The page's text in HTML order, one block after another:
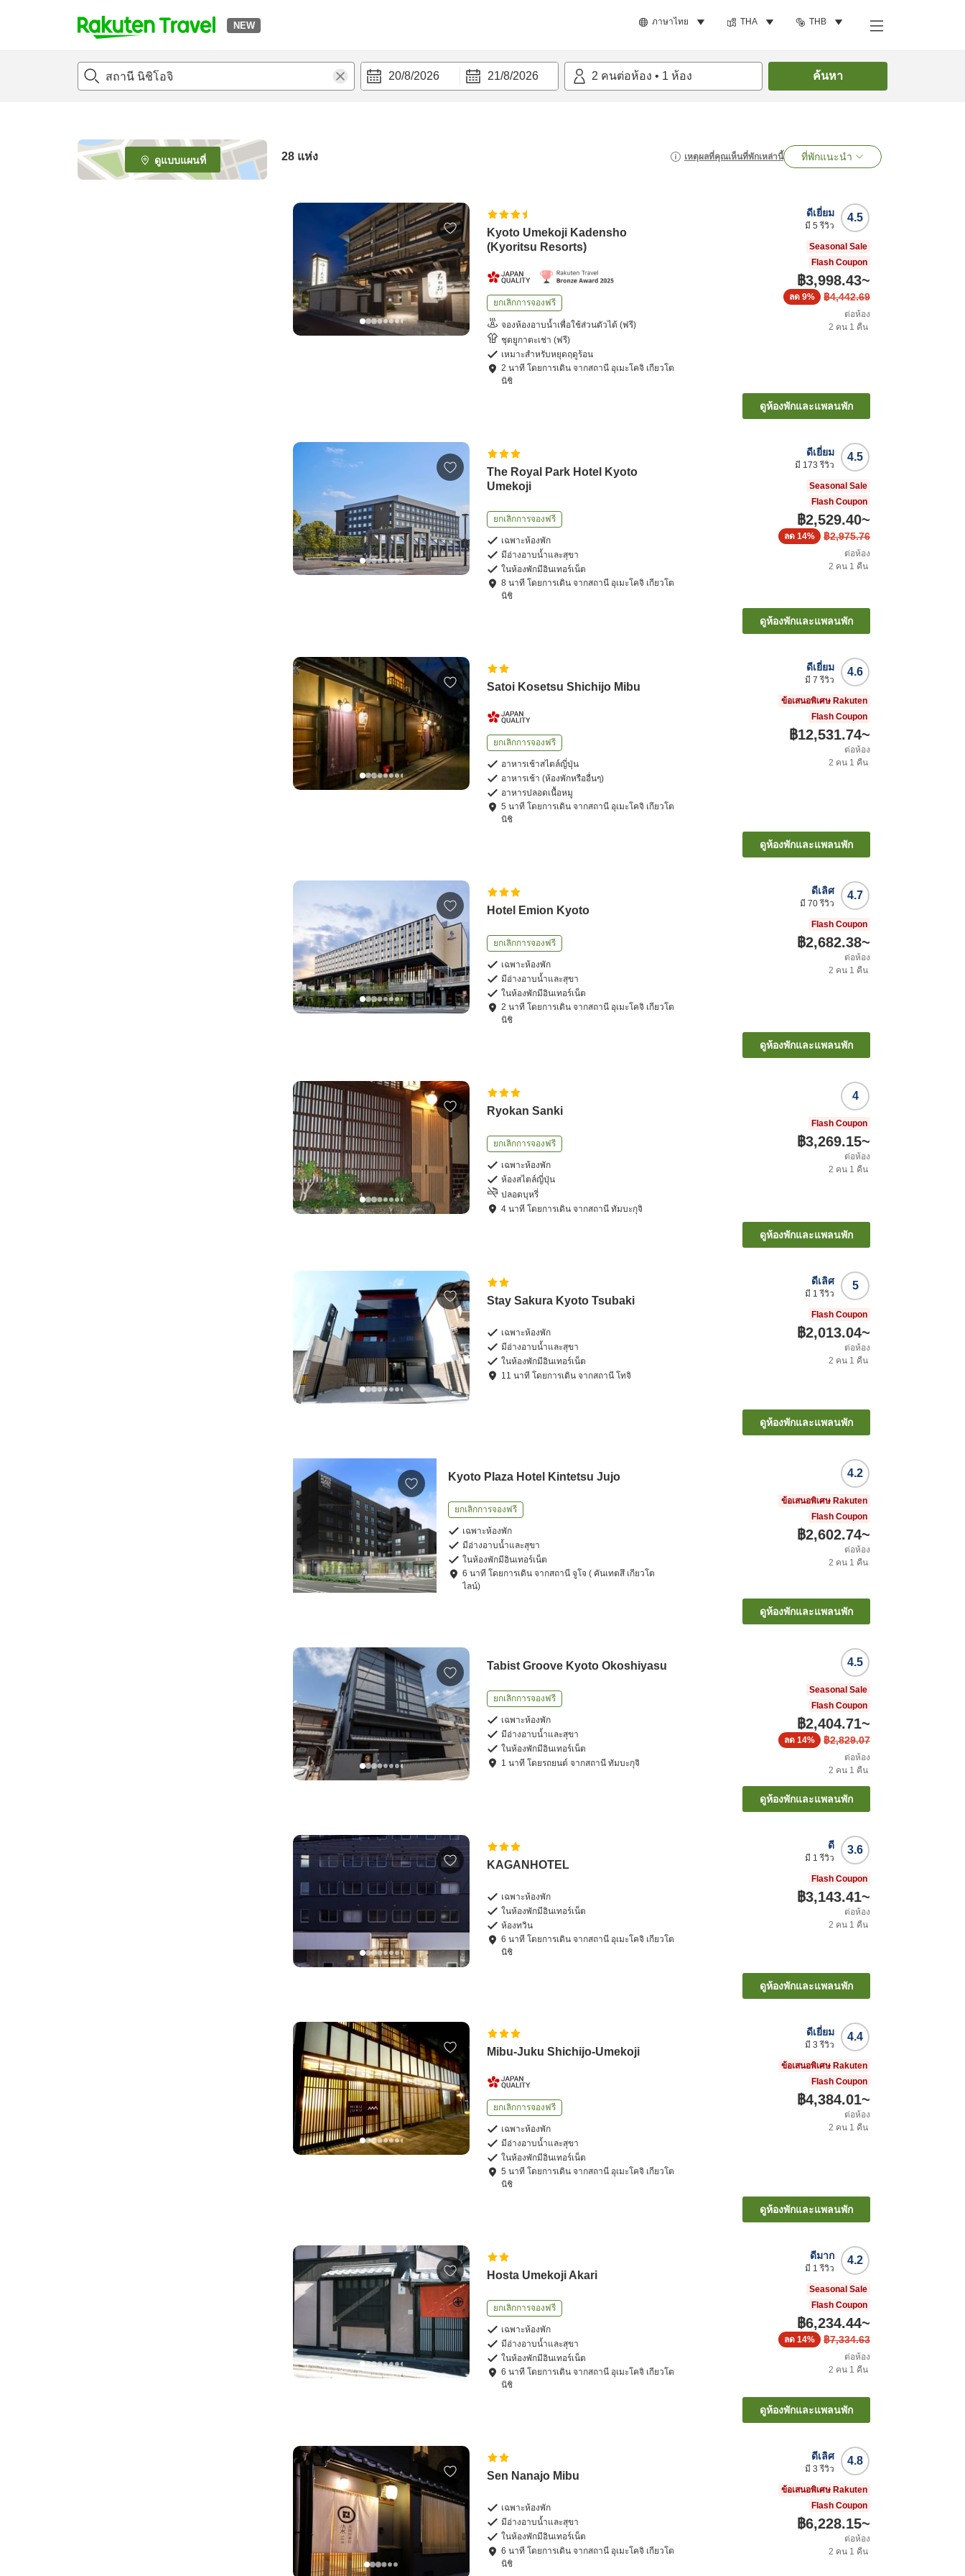
NEW ภาษาไทย THA THB
t
p
e
_
s
20/8/2026 21/8/2026 2 คนต่อห้อง • 1 ห้อง ค้นหา
ดูแบบแผนที่ 28 แห่ง เหตุผลที่คุณเห็นที่พักเหล่านี้ ที่พักแนะนำ
Kyoto Umekoji Kadensho
(Kyoritsu Resorts)
ยกเลิกการจองฟรี
จองห้องอาบน้ำเพื่อใช้ส่วนตัวได้ (ฟรี)
ชุดยูกาตะเช่า (ฟรี)
เหมาะสำหรับหยุดฤดูร้อน
2 นาที โดยการเดิน จากสถานี อุเมะโคจิ เกียวโต
นิชิ
4.5
ดีเยี่ยม
มี 5 รีวิว
Seasonal Sale
Flash Coupon
฿3,998.43~
฿4,442.69
ลด 9%
ต่อห้อง
2 คน 1 คืน
ดูห้องพักและแพลนพัก
The Royal Park Hotel Kyoto
Umekoji
ยกเลิกการจองฟรี
เฉพาะห้องพัก
มีอ่างอาบน้ำและสุขา
ในห้องพักมีอินเทอร์เน็ต
8 นาที โดยการเดิน จากสถานี อุเมะโคจิ เกียวโต
นิชิ
4.5
ดีเยี่ยม
มี 173 รีวิว
Seasonal Sale
Flash Coupon
฿2,529.40~
฿2,975.76
ลด 14%
ต่อห้อง
2 คน 1 คืน
ดูห้องพักและแพลนพัก
Satoi Kosetsu Shichijo Mibu
ยกเลิกการจองฟรี
อาหารเช้าสไตล์ญี่ปุ่น
อาหารเช้า (ห้องพักหรืออื่นๆ)
อาหารปลอดเนื้อหมู
5 นาที โดยการเดิน จากสถานี อุเมะโคจิ เกียวโต
นิชิ
4.6
ดีเยี่ยม
มี 7 รีวิว
ข้อเสนอพิเศษ Rakuten
Flash Coupon
฿12,531.74~
ต่อห้อง
2 คน 1 คืน
ดูห้องพักและแพลนพัก
Hotel Emion Kyoto
ยกเลิกการจองฟรี
เฉพาะห้องพัก
มีอ่างอาบน้ำและสุขา
ในห้องพักมีอินเทอร์เน็ต
2 นาที โดยการเดิน จากสถานี อุเมะโคจิ เกียวโต
นิชิ
4.7
ดีเลิศ
มี 70รีวิว
Flash Coupon
฿2,682.38~
ต่อห้อง
2 คน 1 คืน
ดูห้องพักและแพลนพัก
Ryokan Sanki
ยกเลิกการจองฟรี
เฉพาะห้องพัก
ห้องสไตล์ญี่ปุ่น
ปลอดบุหรี่
4 นาที โดยการเดิน จากสถานี ทัมบะกุจิ
4
Flash Coupon
฿3,269.15~
ต่อห้อง
2 คน 1 คืน
ดูห้องพักและแพลนพัก
Stay Sakura Kyoto Tsubaki
เฉพาะห้องพัก
มีอ่างอาบน้ำและสุขา
ในห้องพักมีอินเทอร์เน็ต
11 นาที โดยการเดิน จากสถานี โทจิ
5
ดีเลิศ
มี 1 รีวิว
Flash Coupon
฿2,013.04~
ต่อห้อง
2 คน 1 คืน
ดูห้องพักและแพลนพัก
Kyoto Plaza Hotel Kintetsu Jujo
ยกเลิกการจองฟรี
เฉพาะห้องพัก
มีอ่างอาบน้ำและสุขา
ในห้องพักมีอินเทอร์เน็ต
6 นาที โดยการเดิน จากสถานี จูโจ ( คันเทตสึ เกียวโต
ไลน์)
4.2
ข้อเสนอพิเศษ Rakuten
Flash Coupon
฿2,602.74~
ต่อห้อง
2 คน 1 คืน
ดูห้องพักและแพลนพัก
Tabist Groove Kyoto Okoshiyasu
ยกเลิกการจองฟรี
เฉพาะห้องพัก
มีอ่างอาบน้ำและสุขา
ในห้องพักมีอินเทอร์เน็ต
1 นาที โดยรถยนต์ จากสถานี ทัมบะกุจิ
4.5
Seasonal Sale
Flash Coupon
฿2,404.71~
฿2,829.07
ลด 14%
ต่อห้อง
2 คน 1 คืน
ดูห้องพักและแพลนพัก
KAGANHOTEL
เฉพาะห้องพัก
ในห้องพักมีอินเทอร์เน็ต
ห้องทวิน
6 นาที โดยการเดิน จากสถานี อุเมะโคจิ เกียวโต
นิชิ
3.6
ดี
มี 1 รีวิว
Flash Coupon
฿3,143.41~
ต่อห้อง
2 คน 1 คืน
ดูห้องพักและแพลนพัก
Mibu-Juku Shichijo-Umekoji
ยกเลิกการจองฟรี
เฉพาะห้องพัก
มีอ่างอาบน้ำและสุขา
ในห้องพักมีอินเทอร์เน็ต
5 นาที โดยการเดิน จากสถานี อุเมะโคจิ เกียวโต
นิชิ
4.4
ดีเยี่ยม
มี 3 รีวิว
ข้อเสนอพิเศษ Rakuten
Flash Coupon
฿4,384.01~
ต่อห้อง
2 คน 1 คืน
ดูห้องพักและแพลนพัก
Hosta Umekoji Akari
ยกเลิกการจองฟรี
เฉพาะห้องพัก
มีอ่างอาบน้ำและสุขา
ในห้องพักมีอินเทอร์เน็ต
6 นาที โดยการเดิน จากสถานี อุเมะโคจิ เกียวโต
นิชิ
4.2
ดีมาก
มี 1 รีวิว
Seasonal Sale
Flash Coupon
฿6,234.44~
฿7,334.63
ลด 14%
ต่อห้อง
2 คน 1 คืน
ดูห้องพักและแพลนพัก
Sen Nanajo Mibu
เฉพาะห้องพัก
มีอ่างอาบน้ำและสุขา
ในห้องพักมีอินเทอร์เน็ต
6 นาที โดยการเดิน จากสถานี อุเมะโคจิ เกียวโต
นิชิ
4.8
ดีเลิศ
มี 3 รีวิว
ข้อเสนอพิเศษ Rakuten
Flash Coupon
฿6,228.15~
ต่อห้อง
2 คน 1 คืน